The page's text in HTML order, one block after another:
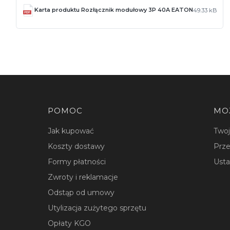
Karta produktu Rozłącznik modułowy 3P 40A EATON49.33 kB
Linki w stopce
POMOC
Jak kupować
Koszty dostawy
Formy płatności
Zwroty i reklamacje
Odstąp od umowy
Utylizacja zużytego sprzętu
Opłaty KGO